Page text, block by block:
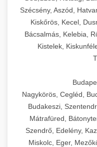
Szécsény, Aszód,
Kiskőrös, Kecel,
Bácsalmás, Kelebia,
Kistelek,
Nagykörös, Cegléd,
Budakeszi,
Mátrafüred,
Szendrő, Edelény,
Miskolc, Eger,